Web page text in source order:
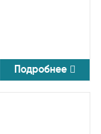
Подробнее